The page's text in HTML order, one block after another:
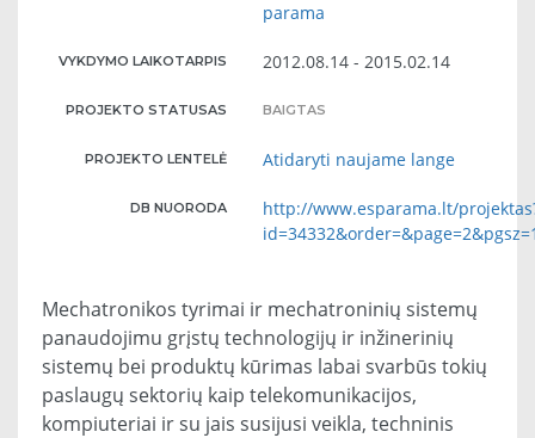
parama
VYKDYMO LAIKOTARPIS 2012.08.14 - 2015.02.14
PROJEKTO STATUSAS BAIGTAS
PROJEKTO LENTELĖ Atidaryti naujame lange
DB NUORODA
http://www.esparama.lt/
Mechatronikos tyrimai ir mechatroninių sistemų
panaudojimu grįstų technologijų ir inžinerinių
sistemų bei produktų kūrimas labai svarbūs tokių
paslaugų sektorių kaip telekomunikacijos,
kompiuteriai ir su jais susijusi veikla, techninis